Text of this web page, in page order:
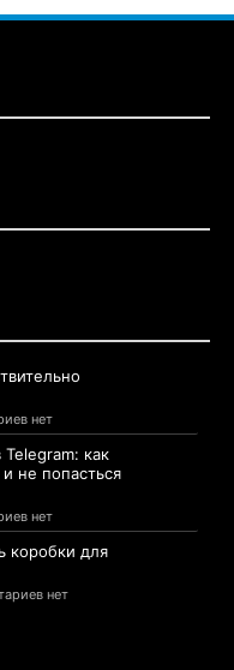
нет
как
не попасться
нет
коробки для
нет